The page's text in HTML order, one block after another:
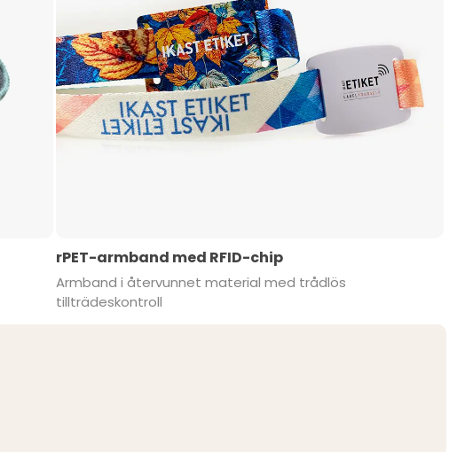
rPET-armband med RFID-chip
Armband i återvunnet material med trådlös
tillträdeskontroll